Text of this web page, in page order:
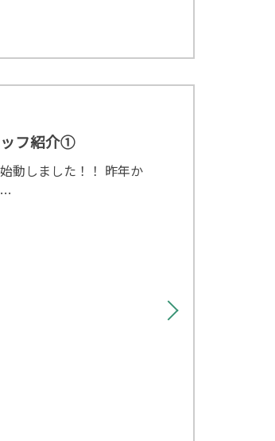
フ紹介①
動しました！！ 昨年か
…